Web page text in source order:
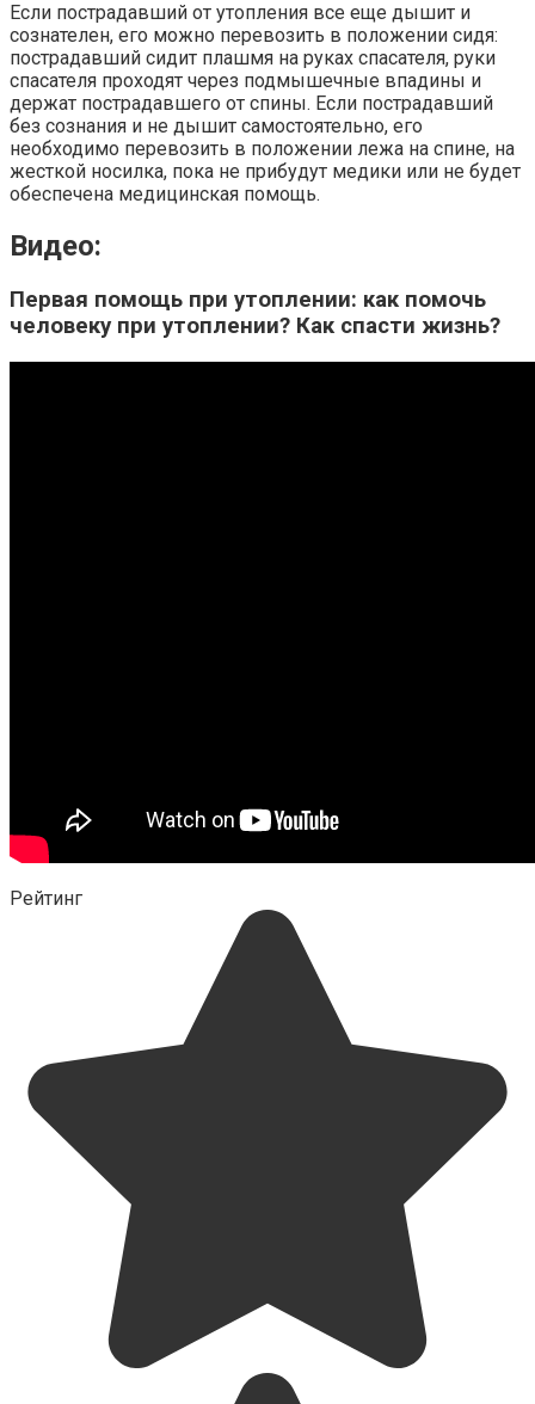
Если пострадавший от утопления все еще дышит и
сознателен, его можно перевозить в положении сидя:
пострадавший сидит плашмя на руках спасателя, руки
спасателя проходят через подмышечные впадины и
держат пострадавшего от спины. Если пострадавший
без сознания и не дышит самостоятельно, его
необходимо перевозить в положении лежа на спине, на
жесткой носилка, пока не прибудут медики или не будет
обеспечена медицинская помощь.
Видео:
Первая помощь при утоплении: как помочь
человеку при утоплении? Как спасти жизнь?
Рейтинг